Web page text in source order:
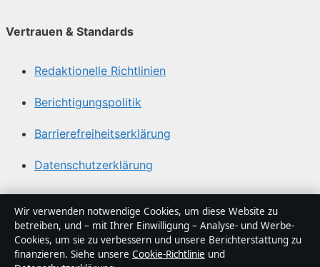
Vertrauen & Standards
Redaktionelle Richtlinien
Berichtigungspolitik
Barrierefreiheitserklärung
Datenschutzerklärung
Über Sacharchiv in Kürze
Sacharchiv ist ein unabhängiger digitaler
Nachrichtenanbieter mit Fokus auf Politik, Wirtschaft,
Wir verwenden notwendige Cookies, um diese Website zu
betreiben, und – mit Ihrer Einwilligung – Analyse- und Werbe-
Cookies, um sie zu verbessern und unsere Berichterstattung zu
finanzieren. Siehe unsere Cookie-Richtlinie und